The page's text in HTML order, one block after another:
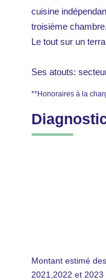
cuisine
troisième
Le tout sur un
Ses atouts:
**Honoraires à la
Montant estimé
2021,2022 et 2023